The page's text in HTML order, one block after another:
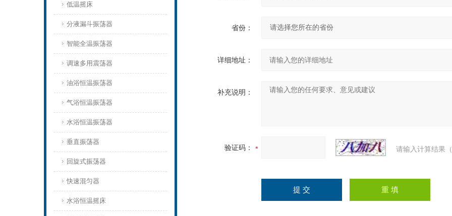
低温摇床
分液漏斗振荡器
智能全温振荡器
调速多用震荡器
油浴恒温振荡器
气浴恒温振荡器
水浴恒温振荡器
垂直振荡器
回旋式振荡器
快速混匀器
水浴恒温摇床
省份：
详细地址：
补充说明：
验证码： 请输入计算结果